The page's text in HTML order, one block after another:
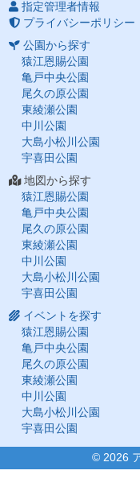
指定管理者情報
プライバシーポリシー
公園から探す
猿江恩賜公園
亀戸中央公園
尾久の原公園
東綾瀬公園
中川公園
大島小松川公園
宇喜田公園
地図から探す
猿江恩賜公園
亀戸中央公園
尾久の原公園
東綾瀬公園
中川公園
大島小松川公園
宇喜田公園
イベントを探す
猿江恩賜公園
亀戸中央公園
尾久の原公園
東綾瀬公園
中川公園
大島小松川公園
宇喜田公園
© 2026